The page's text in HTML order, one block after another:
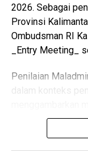
dipertahankan,”
Selain itu
Nasional kali ini
keberhasilannya
menyambut baik
Angkatan XVIII
2026. Sebagai
Provinsi
Ombudsman RI
_Entry Meeting_
Penilaian
dalam konteks
dan merekam
penyelenggara.
adalah Kualitas
(Input, Proses,